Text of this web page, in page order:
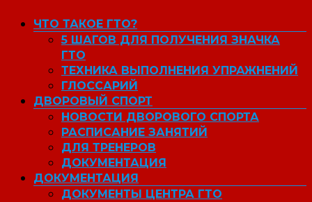
ЧТО ТАКОЕ ГТО?
5 ШАГОВ ДЛЯ ПОЛУЧЕНИЯ ЗНАЧКА
ГТО
ТЕХНИКА ВЫПОЛНЕНИЯ УПРАЖНЕНИЙ
ГЛОССАРИЙ
ДВОРОВЫЙ СПОРТ
НОВОСТИ ДВОРОВОГО СПОРТА
РАСПИСАНИЕ ЗАНЯТИЙ
ДЛЯ ТРЕНЕРОВ
ДОКУМЕНТАЦИЯ
ДОКУМЕНТАЦИЯ
ДОКУМЕНТЫ ЦЕНТРА ГТО